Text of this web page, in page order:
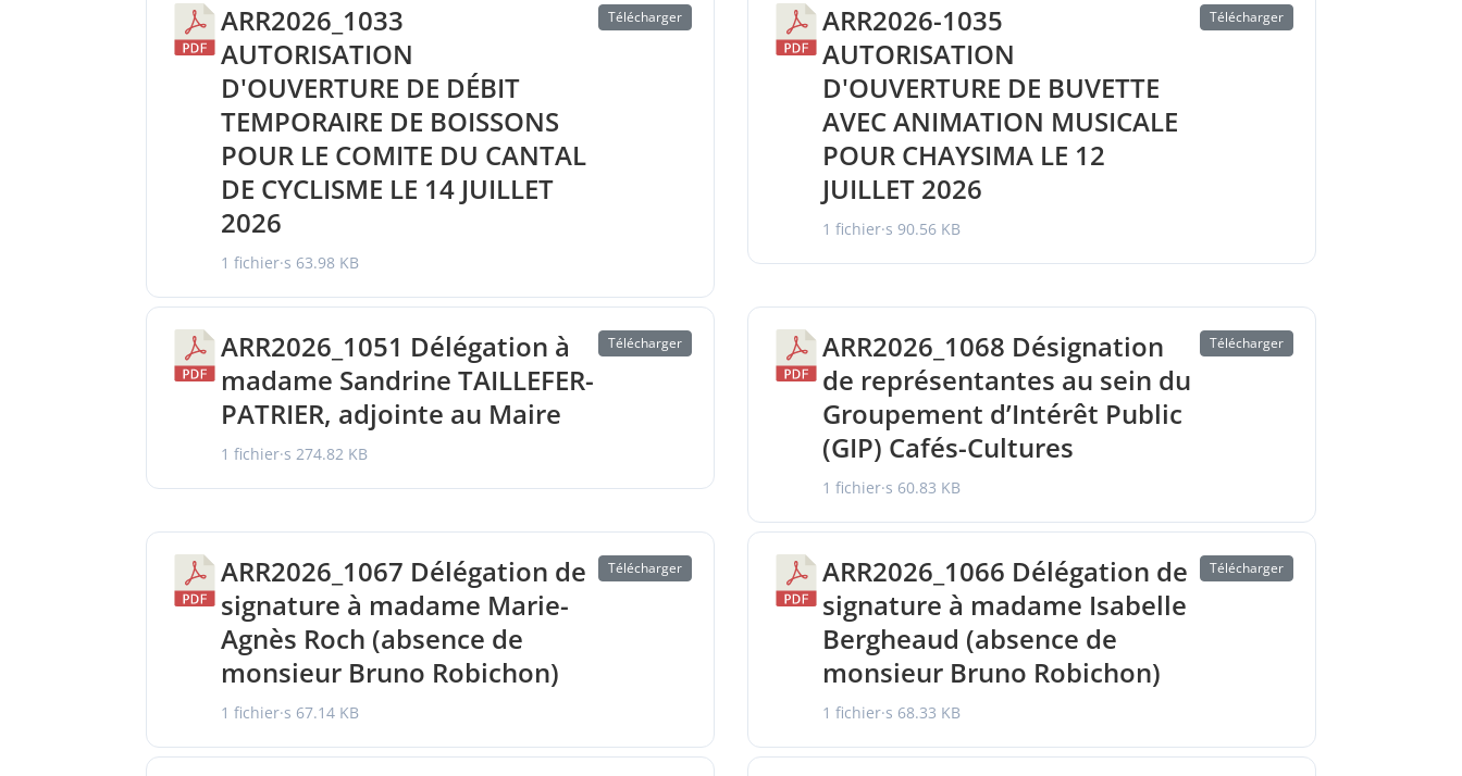
ARR2026_1033
AUTORISATION
D'OUVERTURE DE DÉBIT
TEMPORAIRE DE BOISSONS
POUR LE COMITE DU CANTAL
DE CYCLISME LE 14 JUILLET
2026
1 fichier·s 63.98 KB
Télécharger
ARR2026-1035
AUTORISATION
D'OUVERTURE DE BUVETTE
AVEC ANIMATION MUSICALE
POUR CHAYSIMA LE 12
JUILLET 2026
1 fichier·s 90.56 KB
Télécharger
ARR2026_1051 Délégation à
madame Sandrine TAILLEFER-
PATRIER, adjointe au Maire
1 fichier·s274.82 KB
Télécharger
ARR2026_1068 Désignation
de représentantes au sein du
Groupement d’Intérêt Public
(GIP) Cafés-Cultures
1 fichier·s 60.83 KB
Télécharger
ARR2026_1067 Délégation de
signature à madame Marie-
Agnès Roch (absence de
monsieur Bruno Robichon)
1 fichier·s 67.14 KB
Télécharger
ARR2026_1066 Délégation de
signature à madame Isabelle
Bergheaud (absence de
monsieur Bruno Robichon)
1 fichier·s 68.33 KB
Télécharger